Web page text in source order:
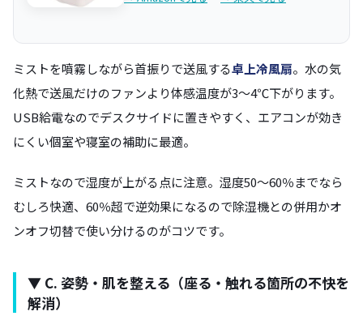
ミストを噴霧しながら首振りで送風する卓上冷風扇。水の気
化熱で送風だけのファンより体感温度が3〜4℃下がります。
USB給電なのでデスクサイドに置きやすく、エアコンが効き
にくい個室や寝室の補助に最適。
ミストなので湿度が上がる点に注意。湿度50〜60％までなら
むしろ快適、60％超で逆効果になるので除湿機との併用かオ
ンオフ切替で使い分けるのがコツです。
▼ C. 姿勢・肌を整える（座る・触れる箇所の不快を
解消）